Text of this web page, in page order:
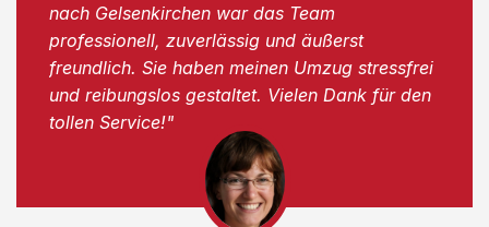
nach Gelsenkirchen war das Team
professionell, zuverlässig und äußerst
freundlich. Sie haben meinen Umzug stressfrei
und reibungslos gestaltet. Vielen Dank für den
tollen Service!"